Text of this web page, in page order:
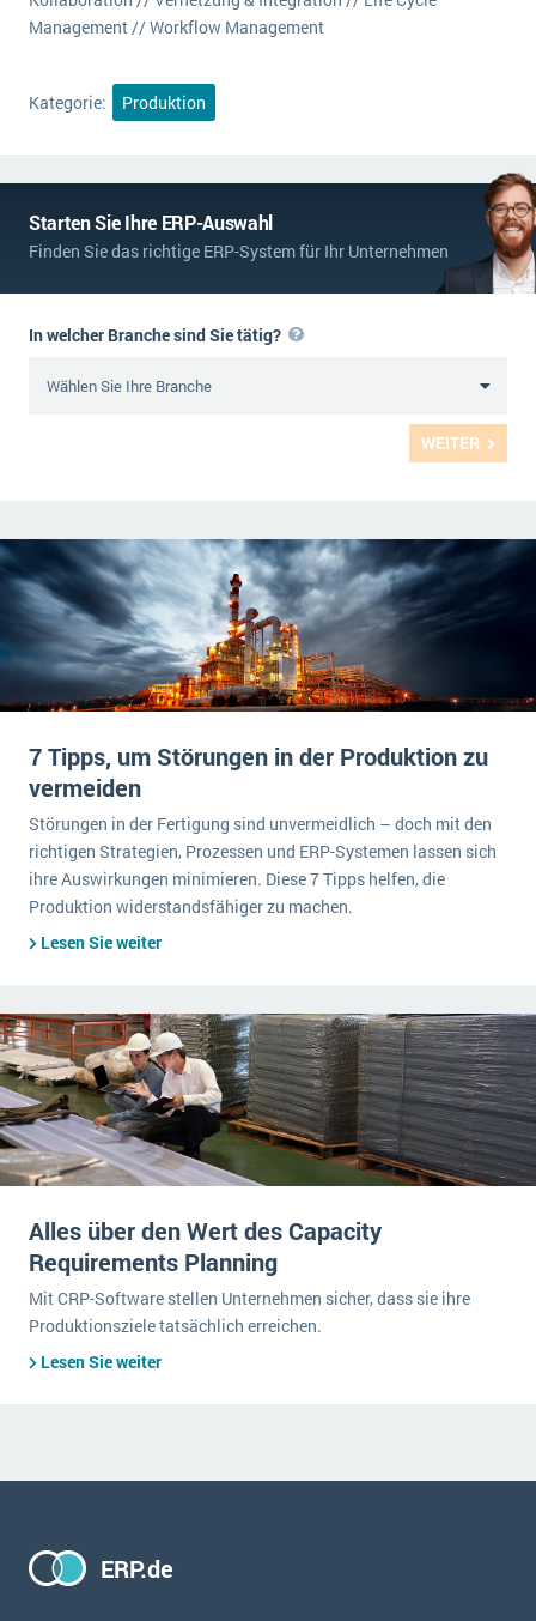
Management // Workflow Management
Kategorie: Produktion
Starten Sie Ihre ERP-Auswahl
Finden Sie das richtige ERP-System für Ihr Unternehmen
WEITER
In welcher Branche sind Sie tätig?
7 Tipps, um Störungen in der Produktion zu
vermeiden
Störungen in der Fertigung sind unvermeidlich – doch mit den
richtigen Strategien, Prozessen und ERP-Systemen lassen sich
ihre Auswirkungen minimieren. Diese 7 Tipps helfen, die
Produktion widerstandsfähiger zu machen.
Lesen Sie weiter
Alles über den Wert des Capacity
Requirements Planning
Mit CRP-Software stellen Unternehmen sicher, dass sie ihre
Produktionsziele tatsächlich erreichen.
Lesen Sie weiter
ERP.de